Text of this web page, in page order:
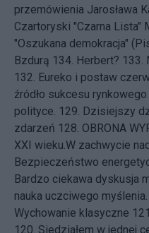
przemówienia Jarosława
Czartoryski "Czarna Lista"
"Oszukana demokracja"
Bzdurą 134. Herbert? 133.
132. Eureko i postaw
źródło sukcesu rynkowego
polityce. 129. Dzisiejszy
zdarzeń 128. OBRONA
XXI wieku.W zachwycie
Bezpieczeństwo
Bardzo ciekawa dyskusja
nauka uczciwego myślenia.
Wychowanie klasyczne 121.
120. Siedziałem w jednej